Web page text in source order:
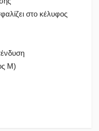
στο κέλυφος
Μ)